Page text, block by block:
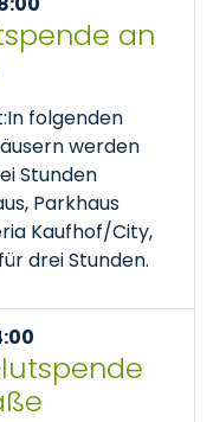
an
folgenden
werden
Stunden
Parkhaus
Kaufhof/City,
drei Stunden.